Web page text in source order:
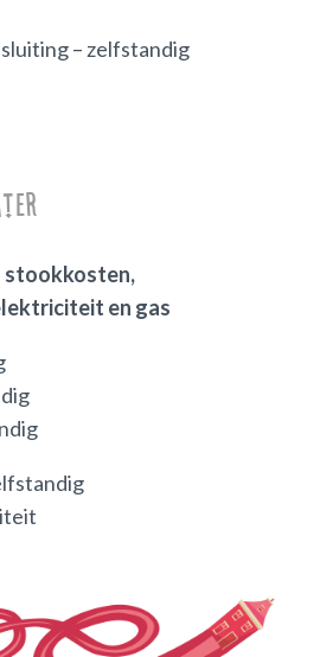
– zelfstandig
stookkosten,
en gas